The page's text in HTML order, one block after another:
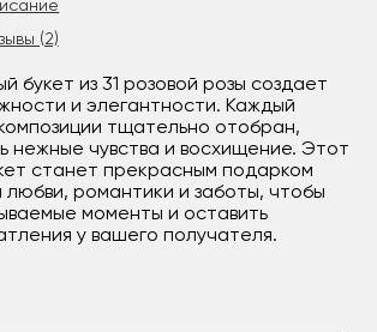
(2)
букет из 31 розовой розы создает
и элегантности. Каждый
тщательно отобран,
нежные чувства и восхищение. Этот
станет прекрасным подарком
любви, романтики и заботы, чтобы
моменты и оставить
у вашего получателя.